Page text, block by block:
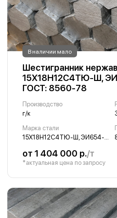
В наличии мало
Шестигранник
15Х18Н12С4ТЮ-Ш,
ГОСТ: 8560-78
Производство
г/к
Марка стали
15Х18Н12С4ТЮ-Ш, ЭИ654-Ш
от 1 404 000 р./т
*актуальная цена по запросу